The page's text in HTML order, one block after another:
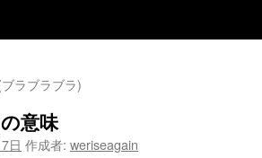
ラブラブラ)
意味
日 作成者: weriseagain